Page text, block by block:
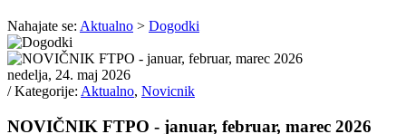
Nahajate se: Aktualno > Dogodki
nedelja, 24. maj 2026
/ Kategorije: Aktualno, Novicnik
NOVIČNIK FTPO - januar, februar, marec 2026